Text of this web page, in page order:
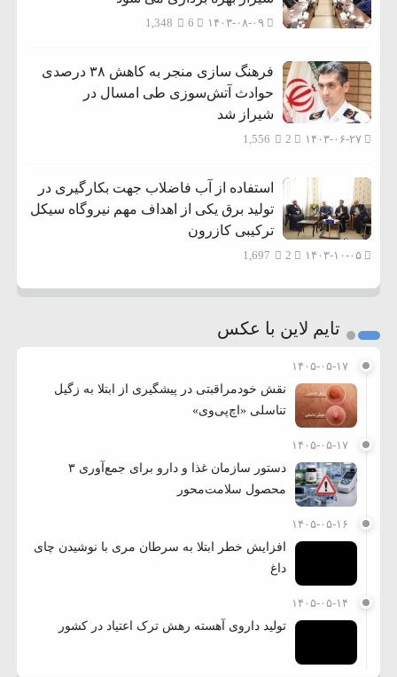
۱۴۰۳-۰۸-۰۹ 1,348
فرهنگ سازی منجر به کاهش ۳۸ درصدی
حوادث آتش‌سوزی طی امسال در
شیراز شد
۱۴۰۳-۰۶-۲۷ 1,556
استفاده از آب فاضلاب جهت بکارگیری در
تولید برق یکی از اهداف مهم نیروگاه سیکل
ترکیبی کازرون
۱۴۰۳-۱۰-۰۵ 1,697
تایم لاین با عکس
۱۴۰۵-۰۵-۱۷
نقش خودمراقبتی در پیشگیری از ابتلا به زگیل
تناسلی «اچ‌پی‌وی»
۱۴۰۵-۰۵-۱۷
دستور سازمان غذا و دارو برای جمع‌آوری ۳
محصول سلامت‌محور
۱۴۰۵-۰۵-۱۶
افزایش خطر ابتلا به سرطان مری با نوشیدن چای
داغ
۱۴۰۵-۰۵-۱۴
تولید داروی آهسته رهش ترک اعتیاد در کشور